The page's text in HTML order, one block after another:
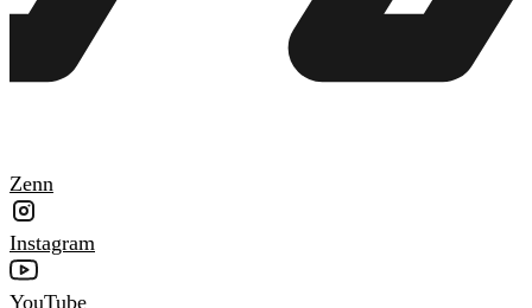
Zenn
Instagram
YouTube